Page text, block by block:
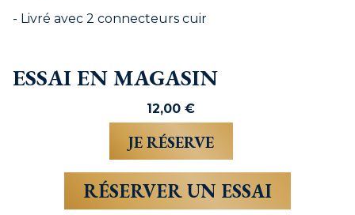
- Livré avec 2 connecteurs cuir
ESSAI EN MAGASIN
12,00 €
RÉSERVER UN ESSAI